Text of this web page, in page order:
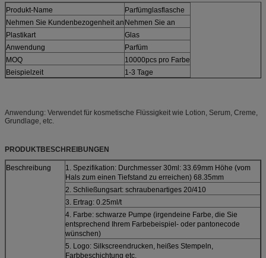
Produkt-Name
Parfümglasflasche
Nehmen Sie Kundenbezogenheit an Nehmen Sie an
Plastikart
Glas
Anwendung
Parfüm
MOQ
10000pcs pro Farbe
Beispielzeit
1-3 Tage
Anwendung: Verwendet für kosmetische Flüssigkeit wie Lotion, Serum, Creme,
Grundlage, etc.
PRODUKTBESCHREIBUNGEN
Beschreibung
1. Spezifikation: Durchmesser 30ml: 33.69mm Höhe (vom
Hals zum einen Tiefstand zu erreichen) 68.35mm
2. Schließungsart: schraubenartiges 20/410
3. Ertrag: 0.25ml/t
4. Farbe: schwarze Pumpe (irgendeine Farbe, die Sie
entsprechend Ihrem Farbebeispiel- oder pantonecode
wünschen)
5. Logo: Silkscreendrucken, heißes Stempeln,
Farbbeschichtung etc.